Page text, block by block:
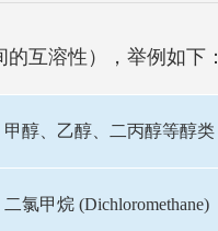
互溶性），举例如下：
甲醇、乙醇、二丙醇等醇类
二氯甲烷 (Dichloromethane)